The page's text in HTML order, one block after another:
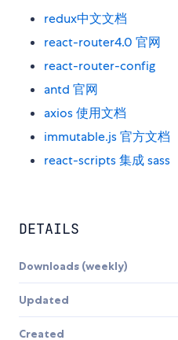
redux中文文档
react-router4.0 官网
react-router-config
antd 官网
axios 使用文档
immutable.js 官方文档
react-scripts 集成 sass
DETAILS
Downloads (weekly)
Updated
Created